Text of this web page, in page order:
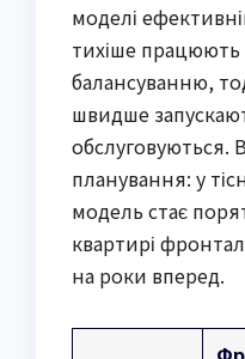
моделі
тихіше
балансуванню,
швидше
обслуговуються.
планування: у
модель стає
квартирі
на роки вперед.